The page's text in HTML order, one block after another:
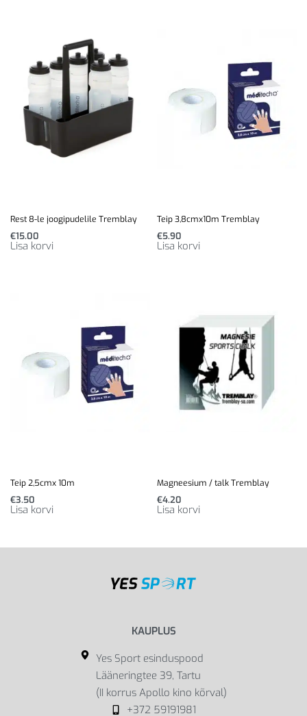
Rest 8-le joogipudelile Tremblay
€15.00
Lisa korvi
Teip 3,8cmx10m Tremblay
€5.90
Lisa korvi
Teip 2,5cmx 10m
€3.50
Lisa korvi
Magneesium / talk Tremblay
€4.20
Lisa korvi
KAUPLUS
Yes Sport esinduspood
Lääneringtee 39, Tartu
(II korrus Apollo kino kõrval)
+372 59191981